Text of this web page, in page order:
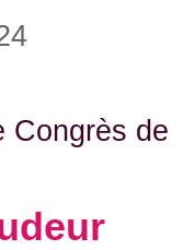
Congrès de